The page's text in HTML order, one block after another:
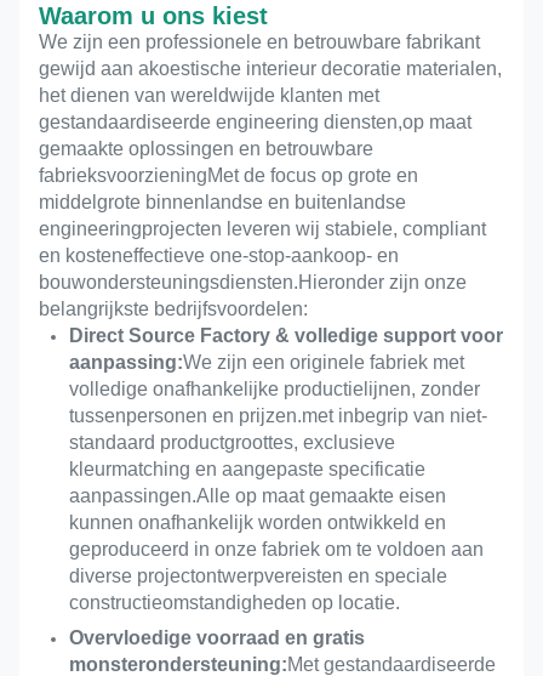
Waarom u ons kiest
We zijn een professionele en betrouwbare fabrikant
gewijd aan akoestische interieur decoratie materialen,
het dienen van wereldwijde klanten met
gestandaardiseerde engineering diensten,op maat
gemaakte oplossingen en betrouwbare
fabrieksvoorzieningMet de focus op grote en
middelgrote binnenlandse en buitenlandse
engineeringprojecten leveren wij stabiele, compliant
en kosteneffectieve one-stop-aankoop- en
bouwondersteuningsdiensten.Hieronder zijn onze
belangrijkste bedrijfsvoordelen:
Direct Source Factory & volledige support voor
aanpassing:We zijn een originele fabriek met
volledige onafhankelijke productielijnen, zonder
tussenpersonen en prijzen.met inbegrip van niet-
standaard productgroottes, exclusieve
kleurmatching en aangepaste specificatie
aanpassingen.Alle op maat gemaakte eisen
kunnen onafhankelijk worden ontwikkeld en
geproduceerd in onze fabriek om te voldoen aan
diverse projectontwerpvereisten en speciale
constructieomstandigheden op locatie.
Overvloedige voorraad en gratis
monsterondersteuning:Met gestandaardiseerde